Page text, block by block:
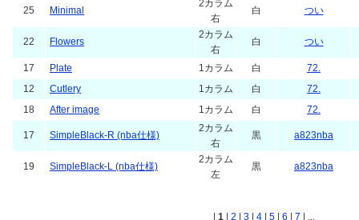
25 Minimal
2カラム
右
白 つい
22 Flowers
2カラム
右
白 つい
17 Plate 1カラム 白
72.
12
Cutlery 1カラム 白
72.
18
After image 1カラム 白 72.
17 SimpleBlack-R (nba仕様)
2カラム
右
黒 a823nba
19 SimpleBlack-L (nba仕様)
2カラム
左
黒 a823nba
1 2 3 4 5 6 7 | ...